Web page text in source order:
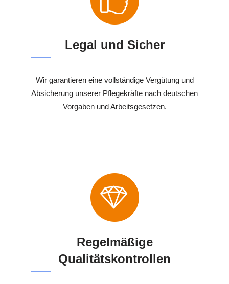
Legal und Sicher
Wir garantieren eine vollständige Vergütung und
Absicherung unserer Pflegekräfte nach deutschen
Vorgaben und Arbeitsgesetzen.
Regelmäßige
Qualitätskontrollen